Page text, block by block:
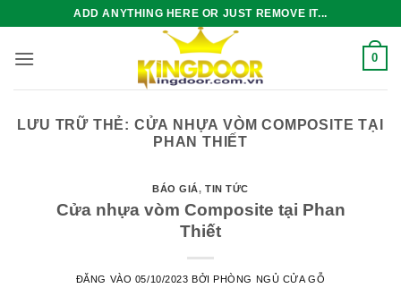
nội
ADD ANYTHING HERE OR JUST REMOVE IT...
0
LƯU TRỮ THẺ: CỬA NHỰA VÒM COMPOSITE TẠI
PHAN THIẾT
BÁO GIÁ,TIN TỨC
Cửa nhựa vòm Composite tại Phan
Thiết
ĐĂNG VÀO 05/10/2023 BỞIPHÒNG NGỦ CỬA GỖ